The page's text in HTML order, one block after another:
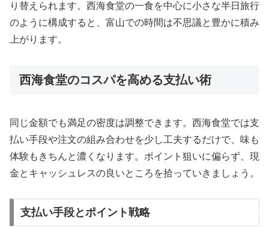
り替えられます。西海食堂の一食を中心に小さな半日旅行
のように構成すると、富山での時間は不思議と豊かに積み
上がります。
西海食堂のコスパを高める支払い術
同じ金額でも満足の密度は調整できます。西海食堂では支
払い手段や注文の組み合わせを少し工夫するだけで、味も
体験もきちんと濃くなります。ポイント狙いに偏らず、現
金とキャッシュレスの良いところを拾っていきましょう。
支払い手段とポイント戦略